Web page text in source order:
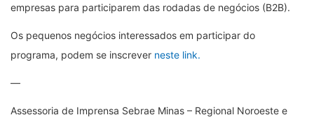
empresas para participarem das rodadas de negócios (B2B).
Os pequenos negócios interessados em participar do
programa, podem se inscrever neste link.
—
Assessoria de Imprensa Sebrae Minas – Regional Noroeste e